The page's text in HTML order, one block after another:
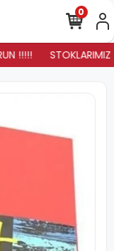
!!!!! STOKLARIMIZ
0